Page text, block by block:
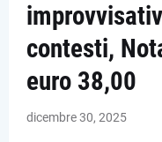
contesti,
euro 38,00
dicembre 30, 2025